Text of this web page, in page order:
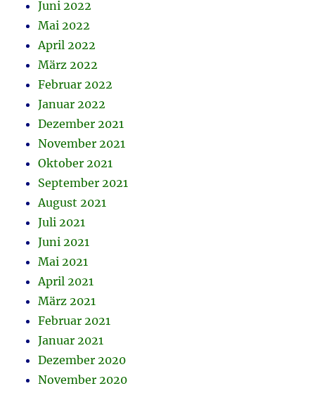
Juni 2022
Mai 2022
April 2022
März 2022
Februar 2022
Januar 2022
Dezember 2021
November 2021
Oktober 2021
September 2021
August 2021
Juli 2021
Juni 2021
Mai 2021
April 2021
März 2021
Februar 2021
Januar 2021
Dezember 2020
November 2020